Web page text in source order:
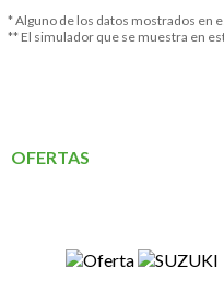
* Alguno de los datos mostrados en
** El simulador que se muestra en
OFERTAS